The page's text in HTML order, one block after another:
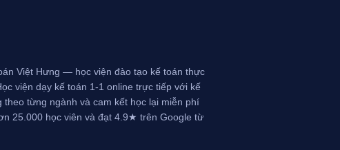
Việt Hưng — học viện đào tạo kế toán thực
viện dạy kế toán 1-1 online trực tiếp với kế
từng ngành và cam kết học lại miễn phí
25.000 học viên và đạt 4.9★ trên Google từ